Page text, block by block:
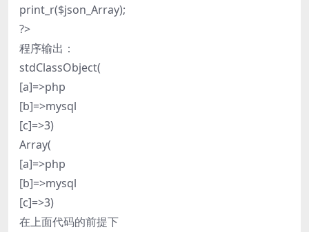
print_r($json_Array);
?>
程序输出：
stdClassObject(
[a]=>php
[b]=>mysql
[c]=>3)
Array(
[a]=>php
[b]=>mysql
[c]=>3)
在上面代码的前提下